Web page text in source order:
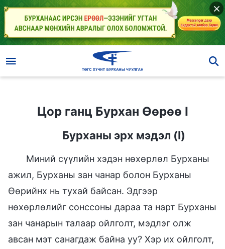
Цор ганц Бурхан Өөрөө I
Цор ганц Бурхан Өөрөө I
Бурханы эрх мэдэл (I)
Миний сүүлийн хэдэн нөхөрлөл Бурханы
ажил, Бурханы зан чанар болон Бурханы
Өөрийнх нь тухай байсан. Эдгээр
нөхөрлөлийг сонссоны дараа та нарт Бурханы
зан чанарын талаар ойлголт, мэдлэг олж
авсан мэт санагдаж байна уу? Хэр их ойлголт,